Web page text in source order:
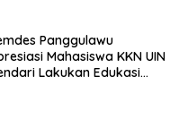
Panggulawu
Mahasiswa KKN UIN
Lakukan Edukasi